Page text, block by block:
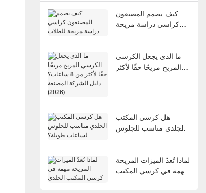
كيف يصمم المصنعون
كراسي دراسة مريحة
ما الذي يجعل الكرسي
المريح مريحًا حقًا لأكثر
هل كرسي المكتب
الجلدي مناسب للجلوس
لماذا تُعدّ الميزات المريحة
مهمة في كرسي المكتب